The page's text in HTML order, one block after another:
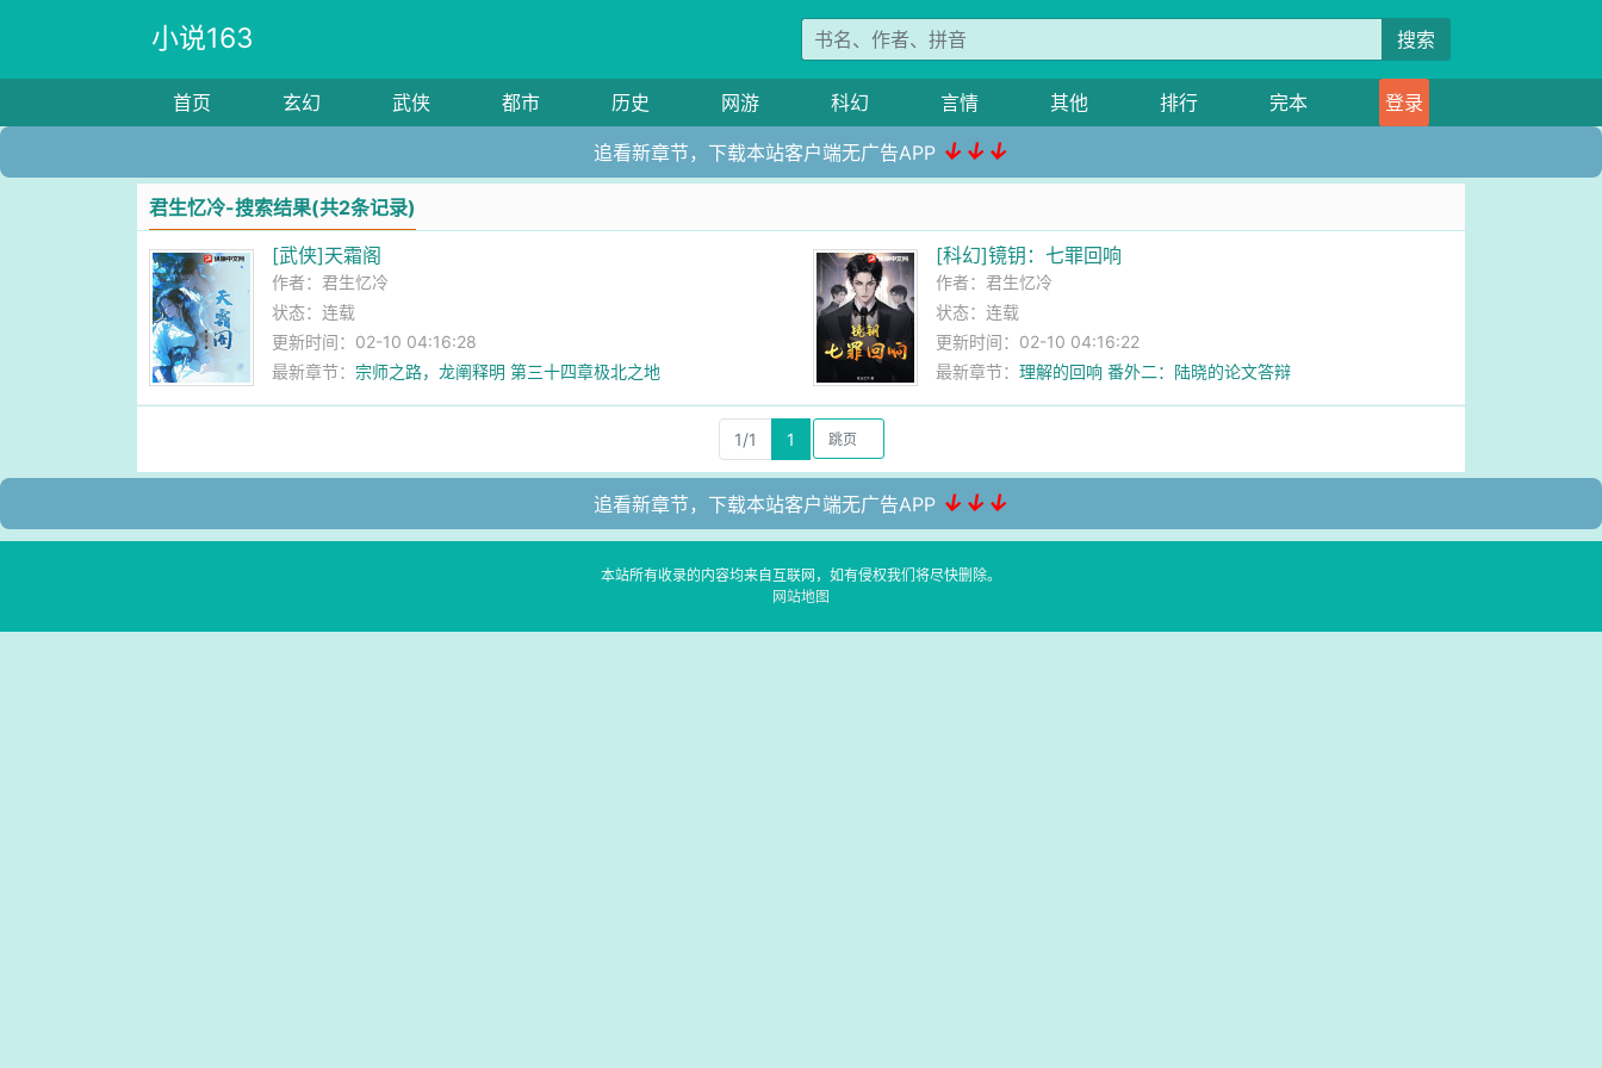
小说163 搜索
首页 玄幻 武侠 都市 历史 网游 科幻 言情 其他 排行 完本 登录
追看新章节，下载本站客户端无广告APP ↓↓↓
君生忆冷-搜索结果(共2条记录)
[武侠]天霜阁
作者：君生忆冷
状态：连载
更新时间：02-10 04:16:28
最新章节：宗师之路，龙阐释明 第三十四章极北之地
[科幻]镜钥：七罪回响
作者： 君生忆冷
状态：连载
更新时间：02-10 04:16:22
最新章节： 理解的回响 番外二：陆晓的论文答辩
1/1 1
追看新章节，下载本站客户端无广告APP ↓↓↓
本站所有收录的内容均来自互联网，如有侵权我们将尽快删除。
网站地图